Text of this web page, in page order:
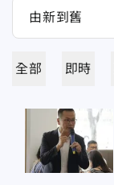
全部 即時